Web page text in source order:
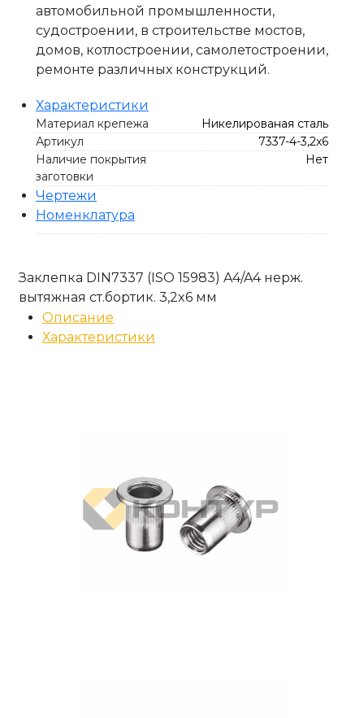
автомобильной промышленности,
судостроении, в строительстве мостов,
домов, котлостроении, самолетостроении,
ремонте различных конструкций.
Характеристики
Материал крепежа
Никелированая сталь
Артикул
7337-4-3,2x6
Наличие покрытия
заготовки
Нет
Чертежи
Номенклатура
Заклепка DIN7337 (ISO 15983) A4/A4 нерж.
вытяжная ст.бортик. 3,2x6 мм
Описание
Характеристики